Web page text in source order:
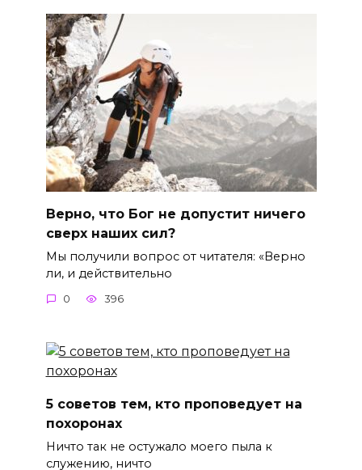
Верно, что Бог не допустит ничего
сверх наших сил?
Мы получили вопрос от читателя: «Верно
ли, и действительно
0 396
5 советов тем, кто проповедует на
похоронах
Ничто так не остужало моего пыла к
служению, ничто